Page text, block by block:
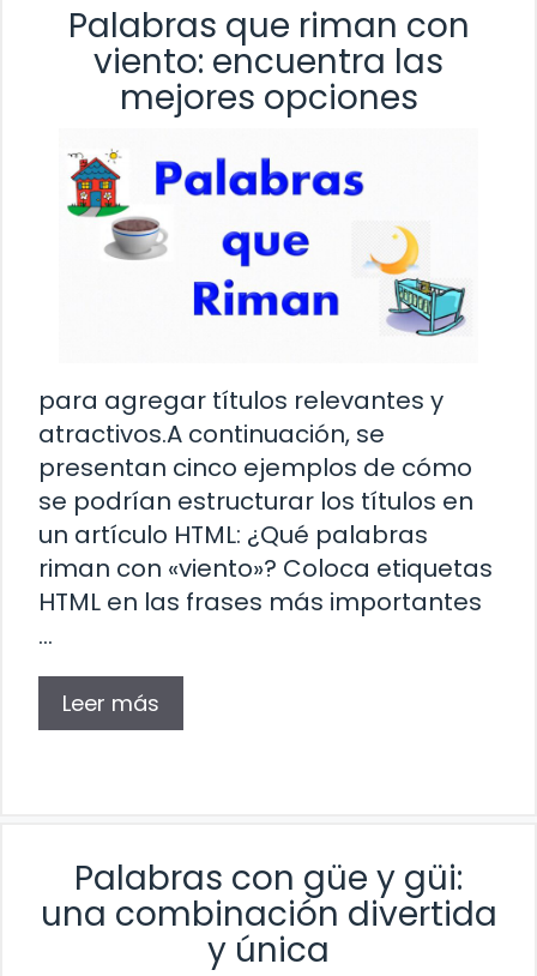
Palabras que riman con
viento: encuentra las
mejores opciones
para agregar títulos relevantes y
atractivos.A continuación, se
presentan cinco ejemplos de cómo
se podrían estructurar los títulos en
un artículo HTML: ¿Qué palabras
riman con «viento»? Coloca etiquetas
HTML en las frases más importantes
…
Leer más
Palabras con güe y güi:
una combinación divertida
y única